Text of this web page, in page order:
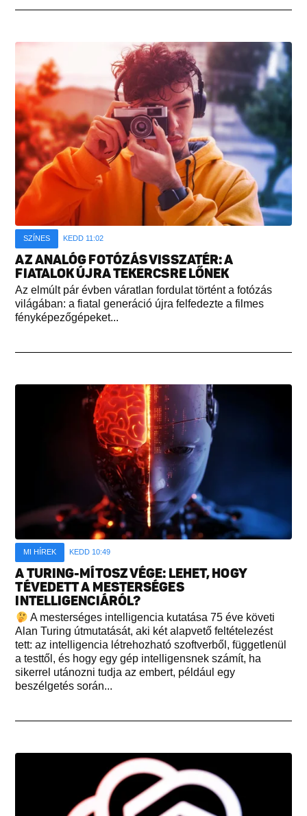
SZÍNES KEDD 11:02
AZ ANALÓG FOTÓZÁS VISSZATÉR: A
FIATALOK ÚJRA TEKERCSRE LŐNEK
Az elmúlt pár évben váratlan fordulat történt a fotózás
világában: a fiatal generáció újra felfedezte a filmes
fényképezőgépeket...
MI HÍREK KEDD 10:49
A TURING-MÍTOSZ VÉGE: LEHET, HOGY
TÉVEDETT A MESTERSÉGES
INTELLIGENCIÁRÓL?
A mesterséges intelligencia kutatása 75 éve követi
Alan Turing útmutatását, aki két alapvető feltételezést
tett: az intelligencia létrehozható szoftverből, függetlenül
a testtől, és hogy egy gép intelligensnek számít, ha
sikerrel utánozni tudja az embert, például egy
beszélgetés során...